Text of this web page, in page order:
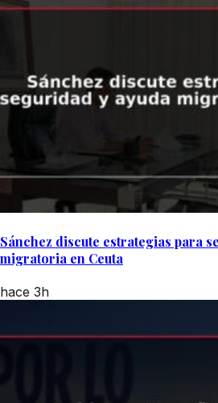
Sánchez discute estrategias para
migratoria en Ceuta
hace 3h